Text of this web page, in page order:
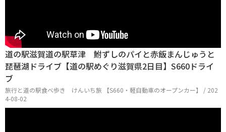
道の駅滋賀道の駅草津 鮒ずしのパイと赤飯まんじゅうと
琵琶湖ドライブ【道の駅めぐり滋賀県2日目】S660ドライ
ブ
旅行と道の駅食べ歩き けんいち旅 【S660・軽自動車のオープンカー】 / 202
4-08-02